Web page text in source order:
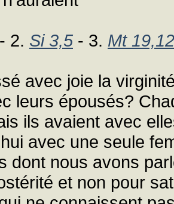
2. Si 3,5 - 3. Mt 19,12
avec joie la
leurs épousés?
ils avaient avec
avec une seule
dont nous avons
et non pour